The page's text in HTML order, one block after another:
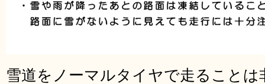
雪道をノーマルタイヤで走ること